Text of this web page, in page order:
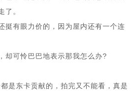
了。
挺有眼力价的，因为屋内还有一个连
却可怜巴巴地表示那我怎么办?
是东卡贡献的，拍完又不能看，真是